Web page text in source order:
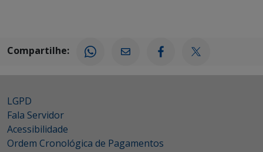
Compartilhe:
LGPD
Fala Servidor
Acessibilidade
Ordem Cronológica de Pagamentos